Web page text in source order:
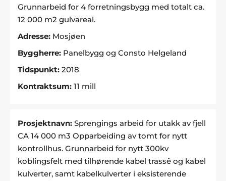
Grunnarbeid for 4 forretningsbygg med totalt ca.
12 000 m2 gulvareal.
Adresse: Mosjøen
Byggherre: Panelbygg og Consto Helgeland
Tidspunkt: 2018
Kontraktsum: 11 mill
Prosjektnavn: Sprengings arbeid for utakk av fjell
CA 14 000 m3 Opparbeiding av tomt for nytt
kontrollhus. Grunnarbeid for nytt 300kv
koblingsfelt med tilhørende kabel trassê og kabel
kulverter, samt kabelkulverter i eksisterende